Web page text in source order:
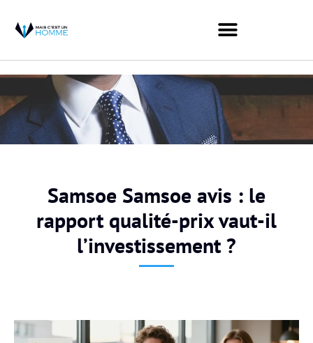
Samsoe Samsoe avis : le
rapport qualité-prix vaut-il
l’investissement ?